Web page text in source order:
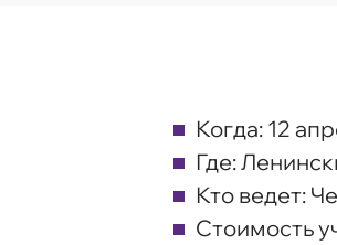
Когда: 12
Где:
Кто ведет:
Стоимость